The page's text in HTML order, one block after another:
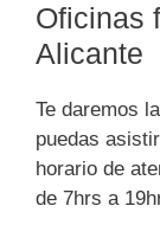
Oficinas
Alicante
Te daremos
puedas
horario de
de 7hrs a